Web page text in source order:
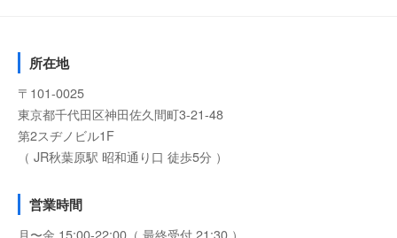
所在地
〒101-0025
東京都千代田区神田佐久間町3-21-48
第2スヂノビル1F
（ JR秋葉原駅 昭和通り口 徒歩5分 ）
営業時間
月〜金 15:00-22:00（ 最終受付 21:30 ）